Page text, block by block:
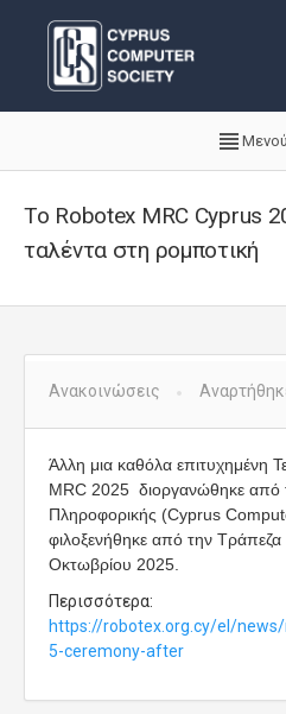
Μενού
Το Robotex MRC Cyprus
ταλέντα στη ρομποτική
Ανακοινώσεις
Άλλη μια καθόλα επιτυχημένη
MRC 2025 διοργανώθηκε από
Πληροφορικής (Cyprus
φιλοξενήθηκε από την
Οκτωβρίου 2025.
Περισσότερα:
https://robotex.org.cy/el/
5-ceremony-after